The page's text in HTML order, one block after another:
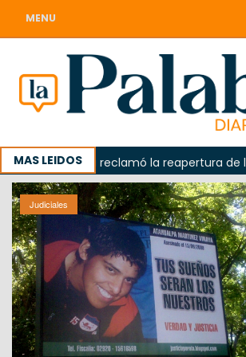
MENU
MAS LEIDOS
Odarda reclamó la reapertura de la
Judiciales